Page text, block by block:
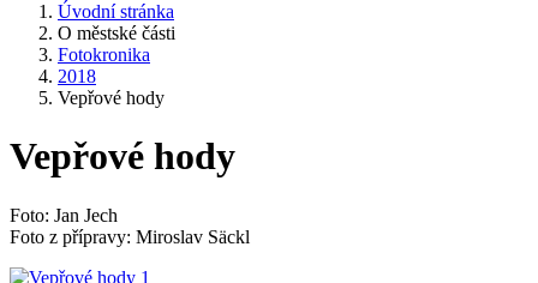
Úvodní stránka
O městské části
Fotokronika
2018
Vepřové hody
Vepřové hody
Foto: Jan Jech
Foto z přípravy: Miroslav Säckl